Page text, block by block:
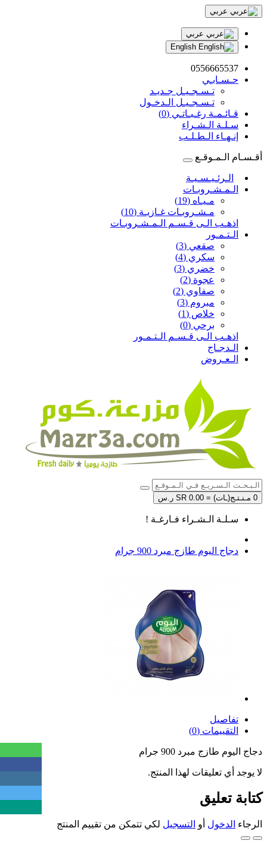
عربي
عربي
0556665537
حـسـابـي
تـسـجـيـل جـديـد
تـسـجـيـل الـدخـول
قـائـمـة رغـبـاتـي (0)
سـلـة الـشـراء
إنـهـاء الـطـلـب
أقـسـام الـمـوقـع
الـرئـيـسـيـة
الـمـشـروبـات
مـيـاه (19)
مـشـروبـات غـازيـة (10)
اذهـب الـى قـسـم الـمـشـروبـات
الـتـمـور
صقعي (3)
سكري (4)
خضري (3)
عجوة (2)
صفاوي (2)
مبروم (3)
خلاص (1)
برحي (0)
اذهـب الـى قـسـم الـتـمـور
الـدجـاج
الـعـروض
0 مـنـتـج(ـات) = SR 0.00 ر.س
سـلـة الـشـراء فـارغـة !
دجاج اليوم طازج مبرد 900 جرام
تفاصيل
التقييمات (0)
دجاج اليوم طازج مبرد 900 جرام
لا يوجد أي تعليقات لهذا المنتج.
كتابة تعليق
الرجاء الدخول أو التسجيل لكي تتمكن من تقييم المنتج